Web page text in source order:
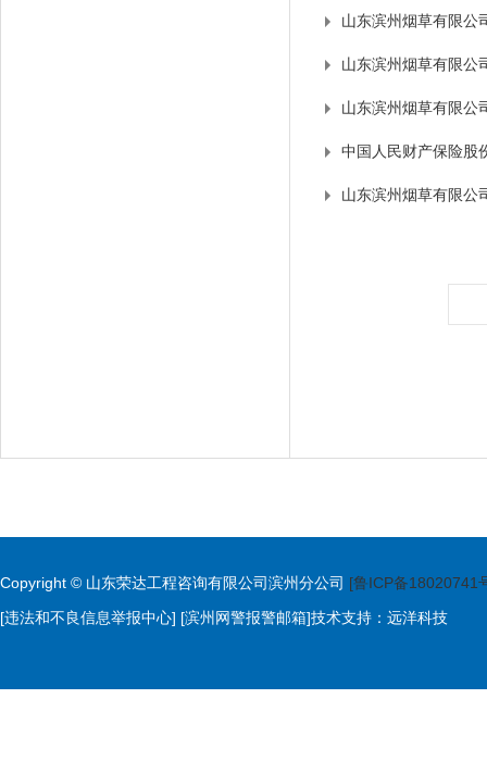
山东滨州烟草有限公
山东滨州烟草有限公
山东滨州烟草有限公
中国人民财产保险股
山东滨州烟草有限公
Copyright © 山东荣达工程咨询有限公司滨州分公司 [鲁ICP备18020741
[违法和不良信息举报中心] [滨州网警报警邮箱]技术支持： 远洋科技